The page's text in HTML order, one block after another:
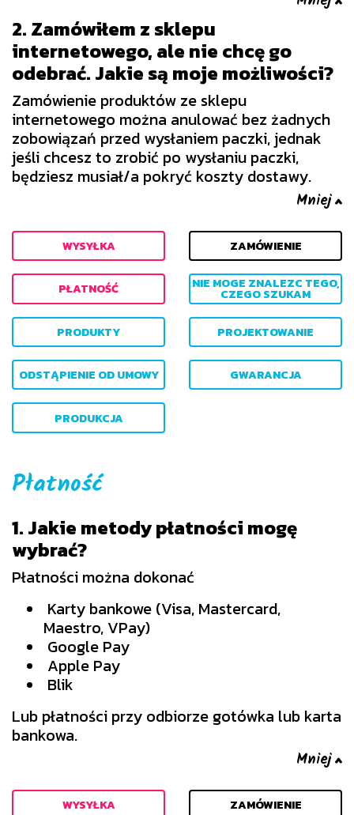
2. Zamówiłem z sklepu
internetowego, ale nie chcę go
odebrać. Jakie są moje możliwości?
Zamówienie produktów ze sklepu
internetowego można anulować bez żadnych
zobowiązań przed wysłaniem paczki, jednak
jeśli chcesz to zrobić po wysłaniu paczki,
będziesz musiał/a pokryć koszty dostawy.
WYSYŁKA ZAMÓWIENIE
PŁATNOŚĆ NIE MOGE ZNALEZC TEGO,
CZEGO SZUKAM
PRODUKTY PROJEKTOWANIE
ODSTĄPIENIE OD UMOWY GWARANCJA
PRODUKCJA
Płatność
1. Jakie metody płatności mogę
wybrać?
Płatności można dokonać
Karty bankowe (Visa, Mastercard,
Maestro, VPay)
Google Pay
Apple Pay
Blik
Lub płatności przy odbiorze gotówka lub karta
bankowa.
WYSYŁKA ZAMÓWIENIE